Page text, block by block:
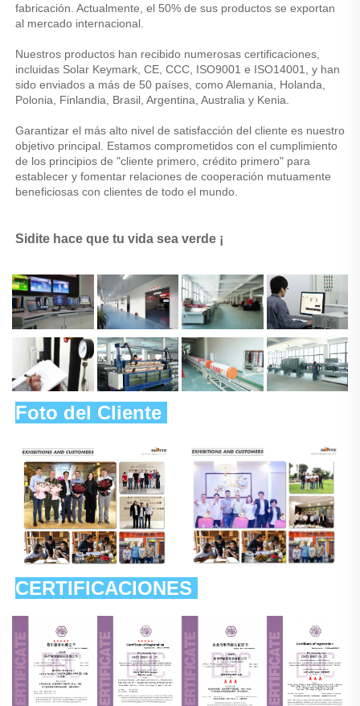
fabricación. Actualmente, el 50% de sus productos se exportan
al mercado internacional.
Nuestros productos han recibido numerosas certificaciones,
incluidas Solar Keymark, CE, CCC, ISO9001 e ISO14001, y han
sido enviados a más de 50 países, como Alemania, Holanda,
Polonia, Finlandia, Brasil, Argentina, Australia y Kenia.
Garantizar el más alto nivel de satisfacción del cliente es nuestro
objetivo principal. Estamos comprometidos con el cumplimiento
de los principios de "cliente primero, crédito primero" para
establecer y fomentar relaciones de cooperación mutuamente
beneficiosas con clientes de todo el mundo.
Sidite hace que tu vida sea verde ¡
Foto del Cliente
CERTIFICACIONES